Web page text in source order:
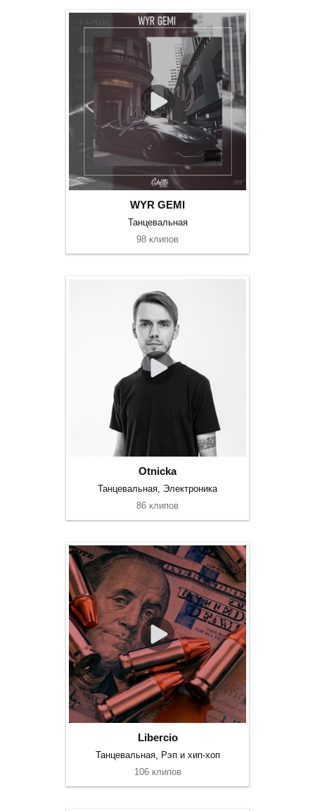
WYR GEMI
Танцевальная
98 клипов
Otnicka
Танцевальная, Электроника
86 клипов
Libercio
Танцевальная, Рэп и хип-хоп
106 клипов